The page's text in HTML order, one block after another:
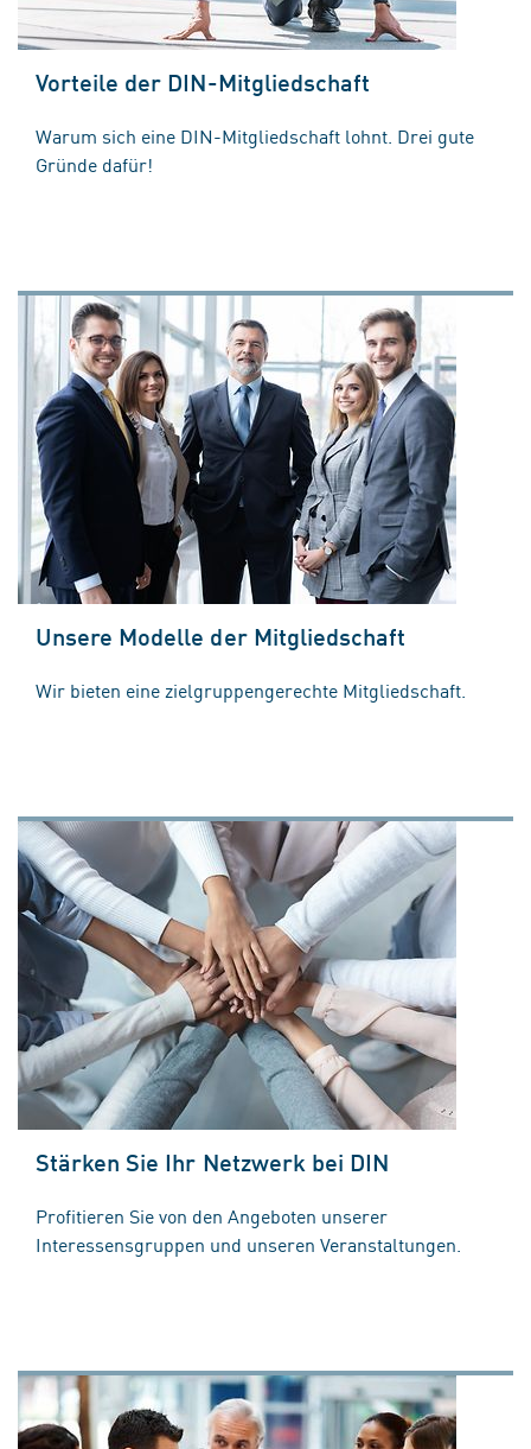
Vorteile der DIN-Mitgliedschaft
Warum sich eine DIN-Mitgliedschaft lohnt. Drei gute
Gründe dafür!
Unsere Modelle der Mitgliedschaft
Wir bieten eine zielgruppengerechte Mitgliedschaft.
Stärken Sie Ihr Netzwerk bei DIN
Profitieren Sie von den Angeboten unserer
Interessensgruppen und unseren Veranstaltungen.